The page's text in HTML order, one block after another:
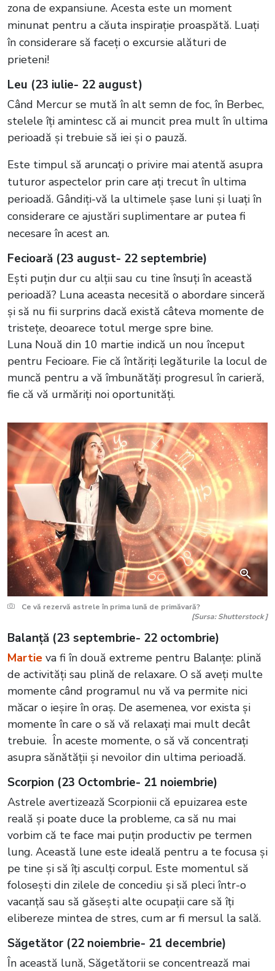
zona de expansiune. Acesta este un moment
minunat pentru a căuta inspirație proaspătă. Luați
în considerare să faceți o excursie alături de
prieteni!
Leu (23 iulie- 22 august)
Când Mercur se mută în alt semn de foc, în Berbec,
stelele îți amintesc că ai muncit prea mult în ultima
perioadă și trebuie să iei și o pauză.
Este timpul să aruncați o privire mai atentă asupra
tuturor aspectelor prin care ați trecut în ultima
perioadă. Gândiți-vă la ultimele șase luni și luați în
considerare ce ajustări suplimentare ar putea fi
necesare în acest an.
Fecioară (23 august- 22 septembrie)
Ești puțin dur cu alții sau cu tine însuți în această
perioadă? Luna aceasta necesită o abordare sinceră
și să nu fii surprins dacă există câteva momente de
tristețe, deoarece totul merge spre bine.
Luna Nouă din 10 martie indică un nou început
pentru Fecioare. Fie că întăriți legăturile la locul de
muncă pentru a vă îmbunătăți progresul în carieră,
fie că vă urmăriți noi oportunități.
Ce vă rezervă astrele în prima lună de primăvară?
[Sursa: Shutterstock ]
Balanță (23 septembrie- 22 octombrie)
Martie va fi în două extreme pentru Balanțe: plină
de activități sau plină de relaxare. O să aveți multe
momente când programul nu vă va permite nici
măcar o ieșire în oraș. De asemenea, vor exista și
momente în care o să vă relaxați mai mult decât
trebuie. În aceste momente, o să vă concentrați
asupra sănătății și nevoilor din ultima perioadă.
Scorpion (23 Octombrie- 21 noiembrie)
Astrele avertizează Scorpionii că epuizarea este
reală și poate duce la probleme, ca să nu mai
vorbim că te face mai puțin productiv pe termen
lung. Această lune este ideală pentru a te focusa și
pe tine și să îți asculți corpul. Este momentul să
folosești din zilele de concediu și să pleci într-o
vacanță sau să găsești alte ocupații care să îți
elibereze mintea de stres, cum ar fi mersul la sală.
Săgetător (22 noiembrie- 21 decembrie)
În această lună, Săgetătorii se concentrează mai